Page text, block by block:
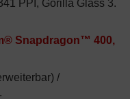
PPI, Gorilla Glass 3.
Snapdragon™ 400,
/